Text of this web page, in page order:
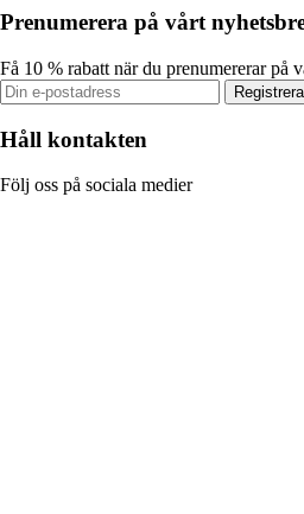
Prenumerera på vårt
Få 10 % rabatt när du prenumererar på
Håll kontakten
Följ oss på sociala medier